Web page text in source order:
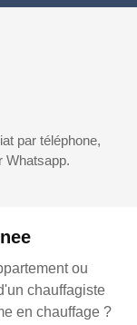
ou
chauffagiste
en chauffage ?
par téléphone,
Whatsapp.